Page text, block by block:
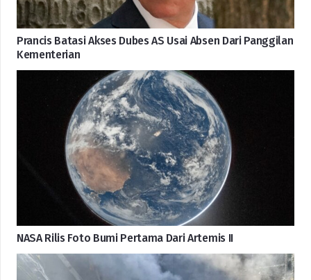
Prancis Batasi Akses Dubes AS Usai Absen Dari Panggilan
Kementerian
NASA Rilis Foto Bumi Pertama Dari Artemis II